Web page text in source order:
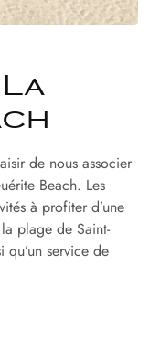
de nous associer
Beach. Les
à profiter d’une
plage de Saint-
qu’un service de